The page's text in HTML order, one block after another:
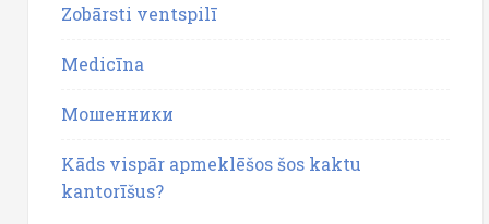
Zobārsti ventspilī
Medicīna
Мошенники
Kāds vispār apmeklēšos šos kaktu
kantorīšus?